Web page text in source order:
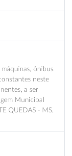
ônibus
neste
a ser
Municipal
QUEDAS - MS.